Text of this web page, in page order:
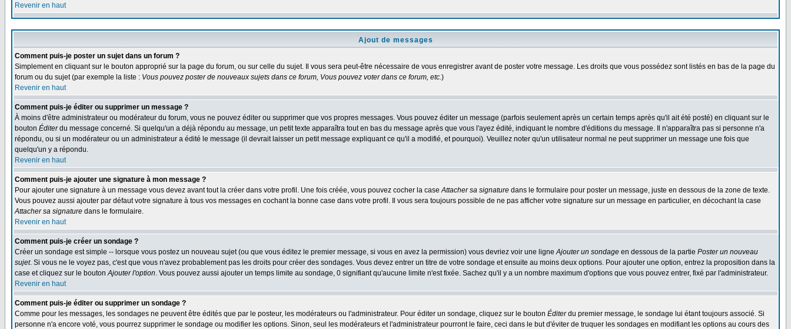
Revenir en haut
Ajout de messages
Comment puis-je poster un sujet dans un forum ?
Simplement en cliquant sur le bouton approprié sur la page du forum, ou sur celle du sujet. Il vous sera peut-être nécessaire de vous enregistrer avant de poster votre message. Les droits que vous possédez sont listés en bas de la page du
forum ou du sujet (par exemple la liste : Vous pouvez poster de nouveaux sujets dans ce forum, Vous pouvez voter dans ce forum, etc.)
Revenir en haut
Comment puis-je éditer ou supprimer un message ?
À moins d'être administrateur ou modérateur du forum, vous ne pouvez éditer ou supprimer que vos propres messages. Vous pouvez éditer un message (parfois seulement après un certain temps après qu'il ait été posté) en cliquant sur le
bouton Éditerdu message concerné. Si quelqu'un a déjà répondu au message, un petit texte apparaîtra tout en bas du message après que vous l'ayez édité, indiquant le nombre d'éditions du message. Il n'apparaîtra pas si personne n'a
répondu, ou si un modérateur ou un administrateur a édité le message (il devrait laisser un petit message expliquant ce qu'il a modifié, et pourquoi). Veuillez noter qu'un utilisateur normal ne peut supprimer un message une fois que
quelqu'un y a répondu.
Revenir en haut
Comment puis-je ajouter une signature à mon message ?
Pour ajouter une signature à un message vous devez avant tout la créer dans votre profil. Une fois créée, vous pouvez cocher la caseAttacher sa signature dans le formulaire pour poster un message, juste en dessous de la zone de texte.
Vous pouvez aussi ajouter par défaut votre signature à tous vos messages en cochant la bonne case dans votre profil. Il vous sera toujours possible de ne pas afficher votre signature sur un message en particulier, en décochant la case
Attacher sa signature dans le formulaire.
Revenir en haut
Comment puis-je créer un sondage ?
Créer un sondage est simple -- lorsque vous postez un nouveau sujet (ou que vous éditez le premier message, si vous en avez la permission) vous devriez voir une ligneAjouter un sondage en dessous de la partie Poster un nouveau
sujet. Si vous ne le voyez pas, c'est que vous n'avez probablement pas les droits pour créer des sondages. Vous devez entrer un titre de votre sondage et ensuite au moins deux options. Pour ajouter une option, entrez la proposition dans la
case et cliquez sur le boutonAjouter l'option. Vous pouvez aussi ajouter un temps limite au sondage, 0 signifiant qu'aucune limite n'est fixée. Sachez qu'il y a un nombre maximum d'options que vous pouvez entrer, fixé par l'administrateur.
Revenir en haut
Comment puis-je éditer ou supprimer un sondage ?
Comme pour les messages, les sondages ne peuvent être édités que par le posteur, les modérateurs ou l'administrateur. Pour éditer un sondage, cliquez sur le bouton Éditerdu premier message, le sondage lui étant toujours associé. Si
personne n'a encore voté, vous pourrez supprimer le sondage ou modifier les options. Sinon, seul les modérateurs et l'administrateur pourront le faire, ceci dans le but d'éviter de truquer les sondages en modifiant les options au cours des